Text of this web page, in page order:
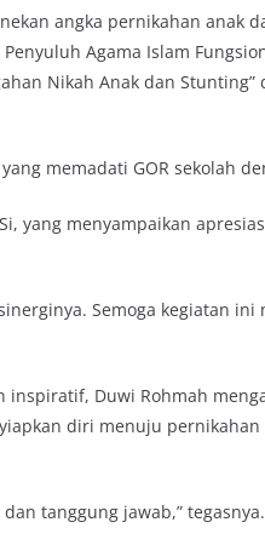
angka pernikahan anak
Agama Islam
Nikah Anak dan Stunting”
memadati GOR sekolah
yang menyampaikan
Semoga kegiatan
inspiratif, Duwi Rohmah
diri menuju
tanggung jawab,” tegasnya.